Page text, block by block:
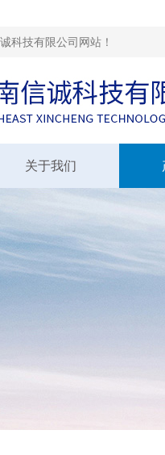
科技有限公司网站！
关于我们